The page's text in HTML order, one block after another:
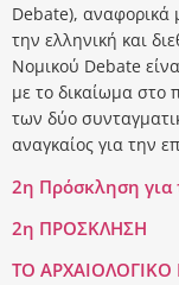
Debate), αναφορικά
την ελληνική και
Νομικού Debate
με το δικαίωμα στο
των δύο
αναγκαίος για την
2η Πρόσκληση για
2η ΠΡΟΣΚΛΗΣΗ
TO